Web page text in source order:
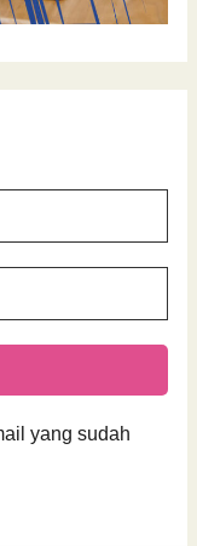
yang sudah